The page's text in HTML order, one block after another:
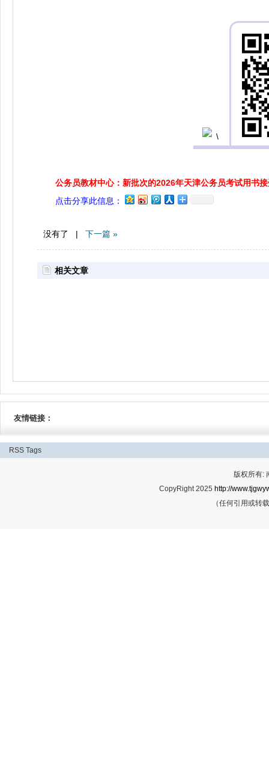
公务员教材中心：新批次的2026年天津公务员考试用书
点击分享此信息：
没有了 | 下一篇 »
相关文章
友情链接：
RSS Tags
版权所有:
CopyRight 2025 http://
（任何引用或转